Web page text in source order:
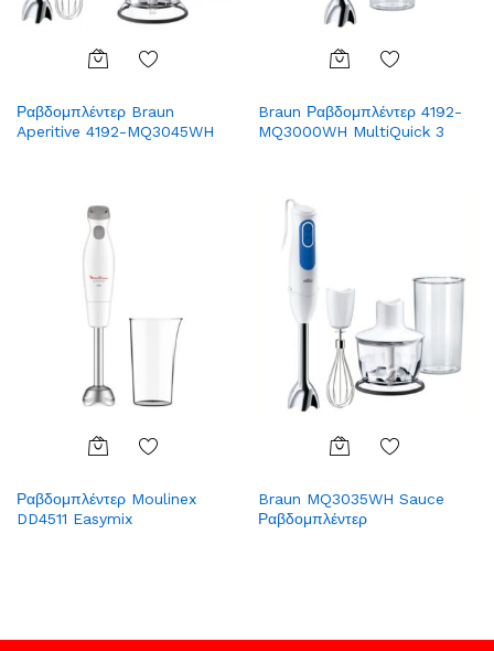
to
Wish
Ραβδομπλέντερ Braun
Aperitive 4192-MQ3045WH
to
Wish
Braun Ραβδομπλέντερ 4192-
MQ3000WH MultiQuick 3
to
Wish
Ραβδομπλέντερ Moulinex
DD4511 Easymix
to
Braun MQ3035WH Sauce
Ραβδομπλέντερ